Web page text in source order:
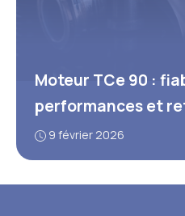
Moteur TCe 90 :
performances et
9 février 2026